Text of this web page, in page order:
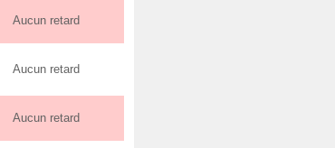
Aucun retard
Aucun retard
Aucun retard